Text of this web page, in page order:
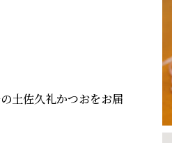
土佐久礼かつおをお届